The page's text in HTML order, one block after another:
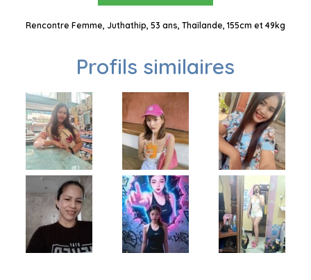
Rencontre Femme, Juthathip, 53 ans, Thaïlande, 155cm et 49kg
Profils similaires